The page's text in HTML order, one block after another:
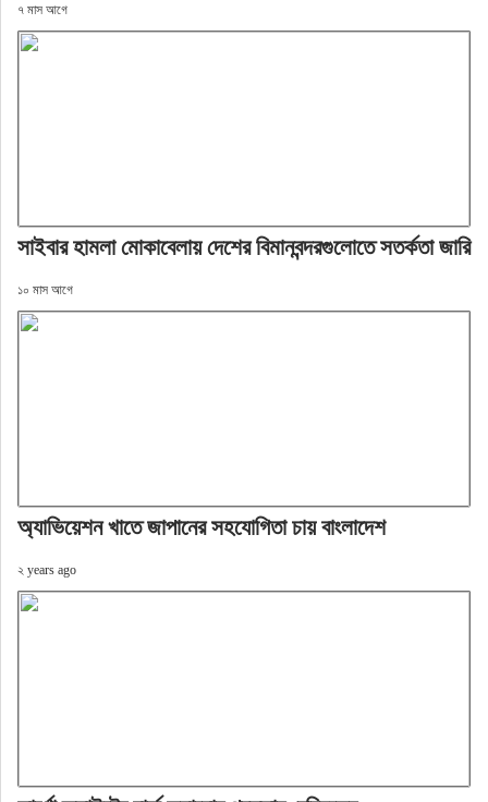
৭ মাস আগে
সাইবার হামলা মোকাবেলায় দেশের বিমানবন্দরগুলোতে সতর্কতা জারি
১০ মাস আগে
অ্যাভিয়েশন খাতে জাপানের সহযোগিতা চায় বাংলাদেশ
২ years ago